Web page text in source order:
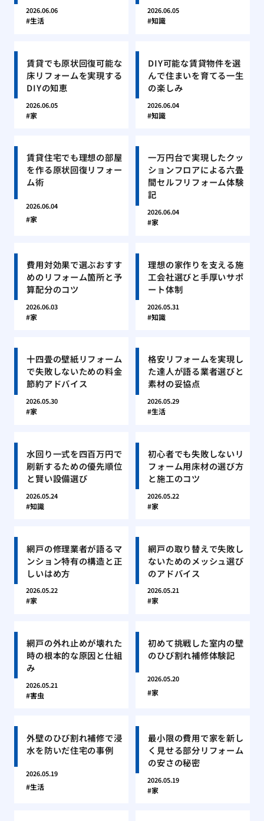
2026.06.06
生活
2026.06.05
知識
賃貸でも原状回復可能な
床リフォームを実現する
DIYの知恵
2026.06.05
家
DIY可能な賃貸物件を選
んで住まいを育てる一生
の楽しみ
2026.06.04
知識
賃貸住宅でも理想の部屋
を作る原状回復リフォー
ム術
2026.06.04
家
一万円台で実現したクッ
ションフロアによる六畳
間セルフリフォーム体験
記
2026.06.04
家
費用対効果で選ぶおすす
めのリフォーム箇所と予
算配分のコツ
2026.06.03
家
理想の家作りを支える施
工会社選びと手厚いサポ
ート体制
2026.05.31
知識
十四畳の壁紙リフォーム
で失敗しないための料金
節約アドバイス
2026.05.30
家
格安リフォームを実現し
た達人が語る業者選びと
素材の妥協点
2026.05.29
生活
水回り一式を四百万円で
刷新するための優先順位
と賢い設備選び
2026.05.24
知識
初心者でも失敗しないリ
フォーム用床材の選び方
と施工のコツ
2026.05.22
家
網戸の修理業者が語るマ
ンション特有の構造と正
しいはめ方
2026.05.22
家
網戸の取り替えで失敗し
ないためのメッシュ選び
のアドバイス
2026.05.21
家
網戸の外れ止めが壊れた
時の根本的な原因と仕組
み
2026.05.21
害虫
初めて挑戦した室内の壁
のひび割れ補修体験記
2026.05.20
家
外壁のひび割れ補修で浸
水を防いだ住宅の事例
2026.05.19
生活
最小限の費用で家を新し
く見せる部分リフォーム
の安さの秘密
2026.05.19
家